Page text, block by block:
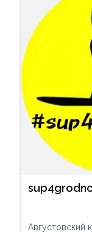
Августовский